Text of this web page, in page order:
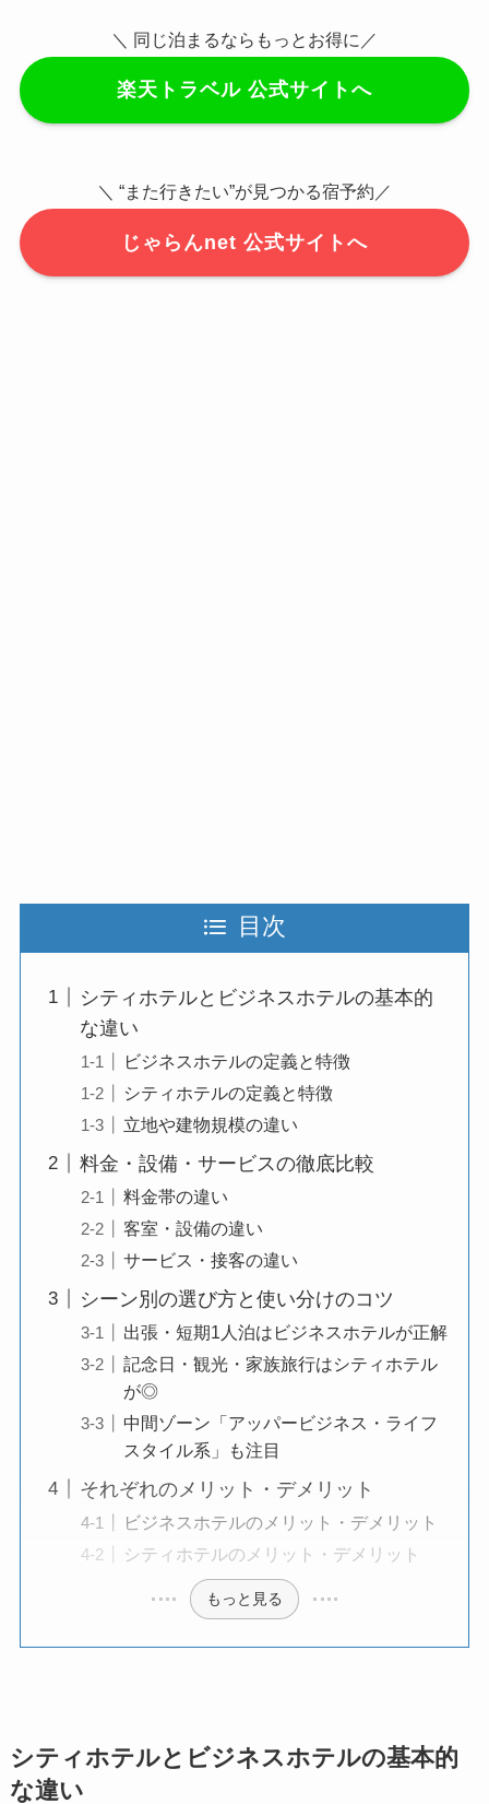
＼ 同じ泊まるならもっとお得に／
楽天トラベル 公式サイトへ
＼ “また行きたい”が見つかる宿予約／
じゃらんnet 公式サイトへ
目次
シティホテルとビジネスホテルの基本的
な違い
ビジネスホテルの定義と特徴
シティホテルの定義と特徴
立地や建物規模の違い
料金・設備・サービスの徹底比較
料金帯の違い
客室・設備の違い
サービス・接客の違い
シーン別の選び方と使い分けのコツ
出張・短期1人泊はビジネスホテルが正解
記念日・観光・家族旅行はシティホテル
が◎
中間ゾーン「アッパービジネス・ライフ
スタイル系」も注目
それぞれのメリット・デメリット
ビジネスホテルのメリット・デメリット
シティホテルのメリット・デメリット
もっと見る
シティホテルとビジネスホテルの基本的
な違い